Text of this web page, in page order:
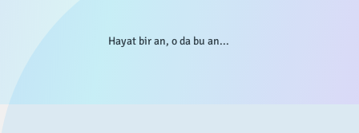
Hayat bir an, o da bu an...